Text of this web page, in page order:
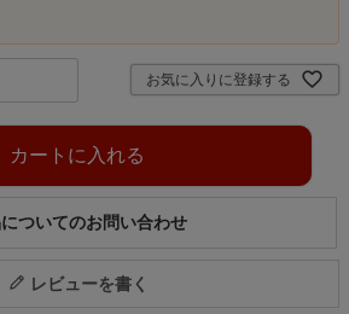
お気に入りに登録する
カートに入れる
ついてのお問い合わせ
レビューを書く